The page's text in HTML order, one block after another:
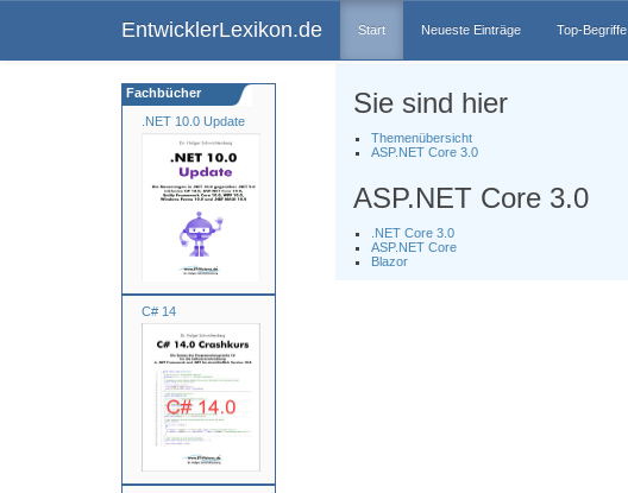
EntwicklerLexikon.de Start Neueste Einträge Top-Begriffe
.NET 10.0 Update
C# 14
Fachbücher Sie sind hier
Themenübersicht
ASP.NET Core 3.0
ASP.NET Core 3.0
.NET Core 3.0
ASP.NET Core
Blazor